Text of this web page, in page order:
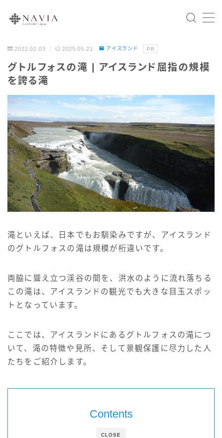
Home
スウェーデン語文法
北欧の国々
スウェーデン
ノルウェー
デンマーク
フィンランド
アイスランド
サイト情報
English
2022.02.03 2025.05.21 アイスランド PR
グトルフォスの滝 | アイスランド屈指の規模
を誇る滝
滝といえば、日本でもお馴染みですが、アイスランド
のグトルフォスの滝は規模が桁違いです。
両脇に聳え立つ渓谷の間を、洪水のように流れ落ちる
この滝は、アイスランドの観光でも大きな目玉スポッ
トとなっています。
ここでは、アイスランドにあるグトルフォスの滝につ
いて、滝の特徴や見所、そして景観保護に尽力した人
たちをご紹介します。
CLOSE
Contents